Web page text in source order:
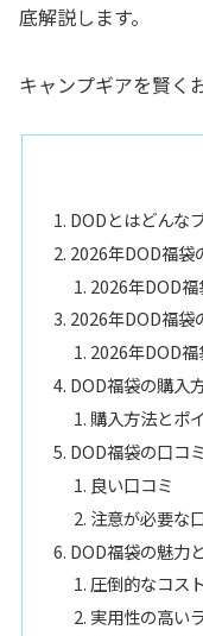
底解説します。
キャンプギアを賢く
DODとはどんな
2026年DOD福袋
2026年DOD
2026年DOD福袋
2026年DOD
DOD福袋の購入
購入方法とポ
DOD福袋の口コ
良い口コミ
注意が必要な
DOD福袋の魅力
圧倒的なコス
実用性の高い